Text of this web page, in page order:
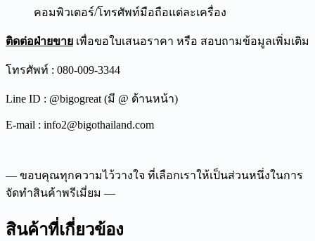
คอมพิวเตอร์/โทรศัพท์มือถือแต่ละเครื่อง
ติดต่อฝ่ายขาย เพื่อขอใบเสนอราคา หรือ สอบถามข้อมูลเพิ่มเติม
โทรศัพท์ : 080-009-3344
Line ID : @bigogreat (มี @ ด้านหน้า)
E-mail : info2@bigothailand.com
— ขอบคุณทุกความไว้วางใจ ที่เลือกเราให้เป็นส่วนหนึ่งในการ
จัดทำสินค้าพรีเมี่ยม —
สินค้าที่เกี่ยวข้อง